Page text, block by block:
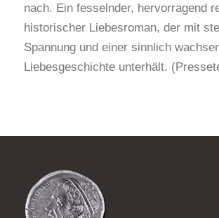
nach. Ein fesselnder, hervorragend
historischer Liebesroman, der mit
Spannung und einer sinnlich
Liebesgeschichte unterhält.